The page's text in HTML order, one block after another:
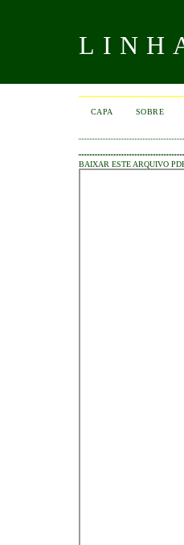
CAPA SOBRE
BAIXAR ESTE ARQUIVO